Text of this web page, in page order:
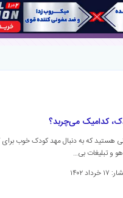
کدامیک می‌چربد؟
هستید که به دنبال مهد کودک خوب برای
و تبلیغات بی…
۱۷ خرداد ۱۴۰۲